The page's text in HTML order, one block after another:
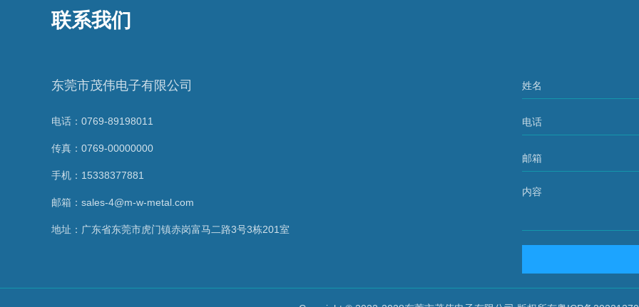
联系我们
东莞市茂伟电子有限公司
电话：0769-89198011
传真：0769-00000000
手机：15338377881
邮箱：sales-4@m-w-metal.com
地址：广东省东莞市虎门镇赤岗富马二路3号3栋201室
姓名
电话
邮箱
内容